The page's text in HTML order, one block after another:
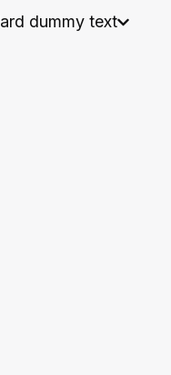
dummy text